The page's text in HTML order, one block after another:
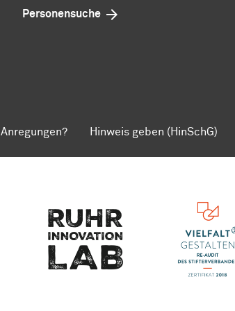
Personensuche
Anregungen? Hinweis geben (HinSchG)